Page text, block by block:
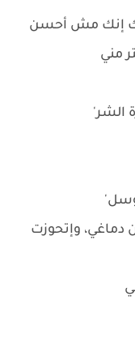
إنك مش أحسن
مني
الشر'
دماغي، وإتحوزت